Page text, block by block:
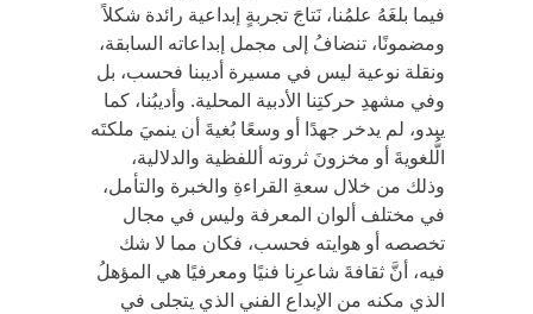
فيما بلغَهُ علمُنا، نَتاجَ تجربةٍ إبداعية رائدة شكلاً
ومضمونًا، تنضافُ إلى مجمل إبداعاته السابقة،
ونقلة نوعية ليس في مسيرة أديبنا فحسب، بل
وفي مشهدِ حركتِنا الأدبية المحلية. وأديبُنا، كما
يبدو، لم يدخر جهدًا أو وسعًا بُغيةَ أن ينميَ ملكتَه
الُّلغويةَ أو مخزونَ ثروته أللفظية والدلالية،
وذلك من خلال سعةِ القراءةِ والخبرة والتأمل،
في مختلف ألوان المعرفة وليس في مجال
تخصصه أو هوايته فحسب، فكان مما لا شك
فيه، أنَّ ثقافةَ شاعرِنا فنيًا ومعرفيًا هي المؤهلُ
الذي مكنه من الإبداع الفني الذي يتجلى في